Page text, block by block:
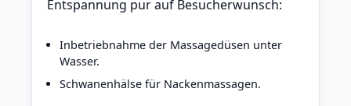
Entspannung pur auf Besucherwunsch:
Inbetriebnahme der Massagedüsen unter
Wasser.
Schwanenhälse für Nackenmassagen.